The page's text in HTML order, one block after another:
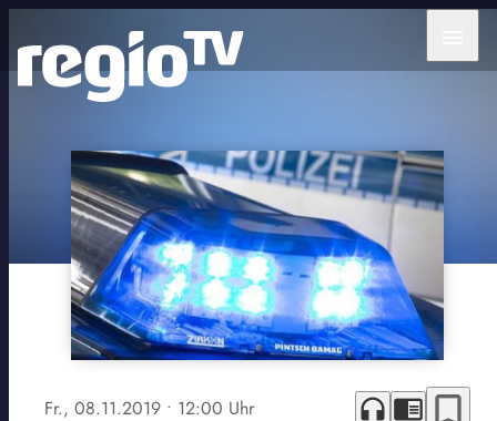
Fr., 08.11.2019 • 12:00 Uhr headphones chrome_reader_mode bookmark_border